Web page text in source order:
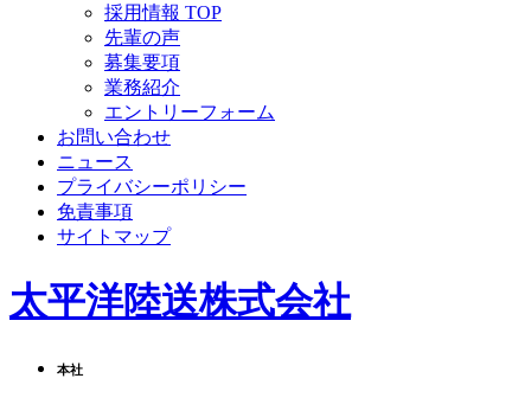
採用情報 TOP
先輩の声
募集要項
業務紹介
エントリーフォーム
お問い合わせ
ニュース
プライバシーポリシー
免責事項
サイトマップ
太平洋陸送株式会社
本社